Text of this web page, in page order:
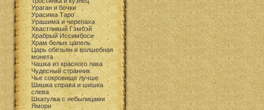
Ураган и бочки
Урасима Таро
Урашима и черепаха
Хвастливый Гэмбэй
Храбрый Иссимбоси
Храм белых цапель
Царь обезьян и волшебная
монета
Чашка из красного лака
Чудесный странник
Чье сокровище лучше
Шишка справа и шишка
слева
Шкатулка с небылицами
Ямори